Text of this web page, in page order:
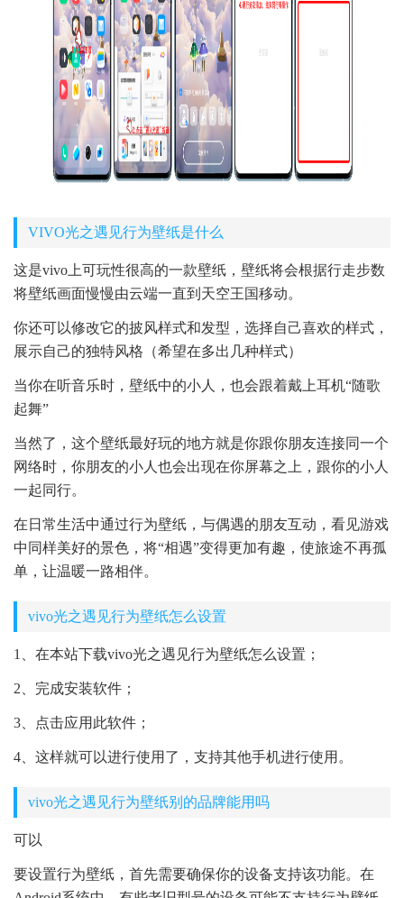
VIVO光之遇见行为壁纸是什么
这是vivo上可玩性很高的一款壁纸，壁纸将会根据行走步数
将壁纸画面慢慢由云端一直到天空王国移动。
你还可以修改它的披风样式和发型，选择自己喜欢的样式，
展示自己的独特风格（希望在多出几种样式）
当你在听音乐时，壁纸中的小人，也会跟着戴上耳机“随歌
起舞”
当然了，这个壁纸最好玩的地方就是你跟你朋友连接同一个
网络时，你朋友的小人也会出现在你屏幕之上，跟你的小人
一起同行。
在日常生活中通过行为壁纸，与偶遇的朋友互动，看见游戏
中同样美好的景色，将“相遇”变得更加有趣，使旅途不再孤
单，让温暖一路相伴。
vivo光之遇见行为壁纸怎么设置
1、在本站下载vivo光之遇见行为壁纸怎么设置；
2、完成安装软件；
3、点击应用此软件；
4、这样就可以进行使用了，支持其他手机进行使用。
vivo光之遇见行为壁纸别的品牌能用吗
可以
要设置行为壁纸，首先需要确保你的设备支持该功能。在